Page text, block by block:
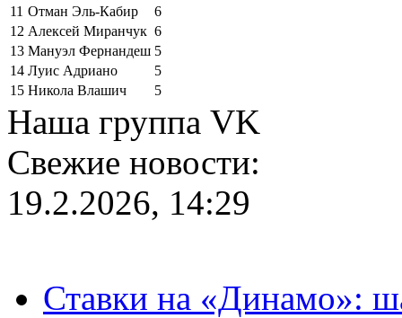
11 Отман Эль-Кабир
6
12 Алексей Миранчук 6
13 Мануэл Фернандеш 5
14 Луис Адриано
5
15 Никола Влашич 5
Наша группа VK
Свежие новости:
19.2.2026, 14:29
Ставки на «Динамо»: